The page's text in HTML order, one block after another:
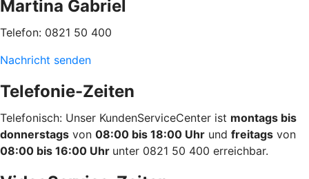
Martina Gabriel
Telefon: 0821 50 400
Nachricht senden
Telefonie-Zeiten
Telefonisch: Unser KundenServiceCenter ist montags bis
donnerstags von 08:00 bis 18:00 Uhr und freitags von
08:00 bis 16:00 Uhr unter 0821 50 400 erreichbar.